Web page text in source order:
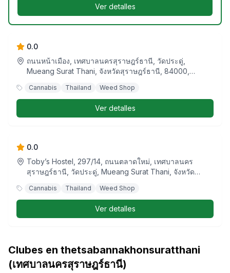
Ver detalles
The Hotbox Cafe
0.0
ถนนหน้าเมือง, เทศบาลนครสุราษฎร์ธานี, วัดประดู่,
Mueang Surat Thani, จังหวัดสุราษฎร์ธานี, 84000,
Cannabis Thailand Weed Shop
Ver detalles
Cannabis Sp Shop SuratThani Weed
0.0
Toby’s Hostel, 297/14, ถนนตลาดใหม่, เทศบาลนคร
สุราษฎร์ธานี, วัดประดู่, Mueang Surat Thani, จังหวัด
Cannabis Thailand Weed Shop
Ver detalles
Clubes en thetsabannakhonsuratthani
(เทศบาลนครสุราษฎร์ธานี)